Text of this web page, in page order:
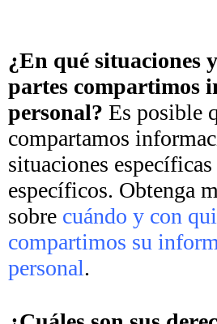
¿En qué situaciones
partes compartimos
personal? Es posible
compartamos
situaciones
específicos. Obtenga
sobre cuándo y con
compartimos su
personal.